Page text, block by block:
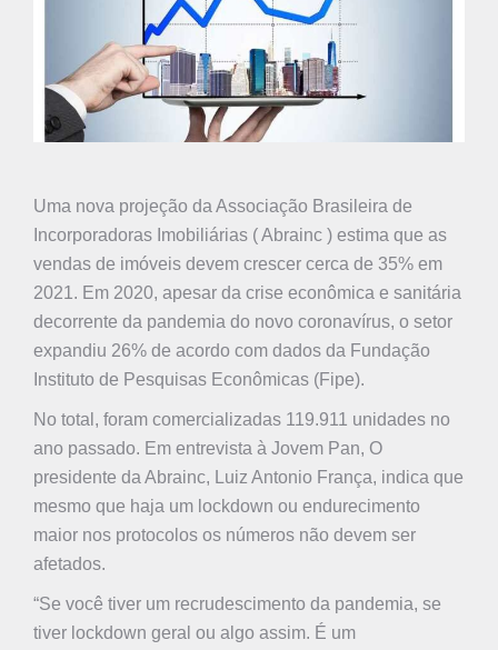
Uma nova projeção da Associação Brasileira de
Incorporadoras Imobiliárias ( Abrainc ) estima que as
vendas de imóveis devem crescer cerca de 35% em
2021. Em 2020, apesar da crise econômica e sanitária
decorrente da pandemia do novo coronavírus, o setor
expandiu 26% de acordo com dados da Fundação
Instituto de Pesquisas Econômicas (Fipe).
No total, foram comercializadas 119.911 unidades no
ano passado. Em entrevista à Jovem Pan, O
presidente da Abrainc, Luiz Antonio França, indica que
mesmo que haja um lockdown ou endurecimento
maior nos protocolos os números não devem ser
afetados.
“Se você tiver um recrudescimento da pandemia, se
tiver lockdown geral ou algo assim. É um